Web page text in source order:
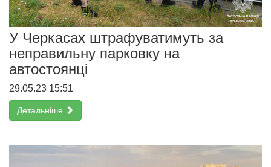
У Черкасах штрафуватимуть за
неправильну парковку на
автостоянці
29.05.23 15:51
Детальніше